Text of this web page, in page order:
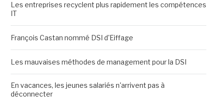
Les entreprises recyclent plus rapidement les compétences
IT
François Castan nommé DSI d'Eiffage
Les mauvaises méthodes de management pour la DSI
En vacances, les jeunes salariés n'arrivent pas à
déconnecter